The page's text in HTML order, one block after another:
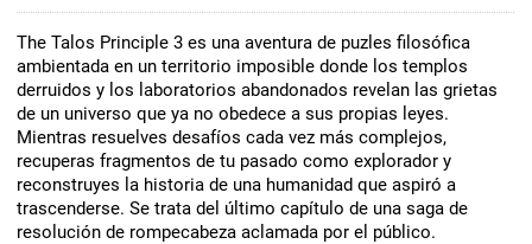
The Talos Principle 3 es una aventura de puzles filosófica
ambientada en un territorio imposible donde los templos
derruidos y los laboratorios abandonados revelan las grietas
de un universo que ya no obedece a sus propias leyes.
Mientras resuelves desafíos cada vez más complejos,
recuperas fragmentos de tu pasado como explorador y
reconstruyes la historia de una humanidad que aspiró a
trascenderse. Se trata del último capítulo de una saga de
resolución de rompecabeza aclamada por el público.